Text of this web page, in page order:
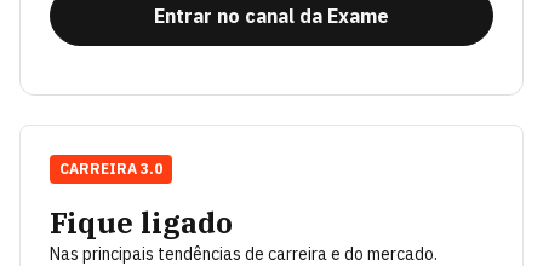
Entrar no canal da Exame
Fique ligado
Nas principais tendências de carreira e do mercado.
CARREIRA 3.0